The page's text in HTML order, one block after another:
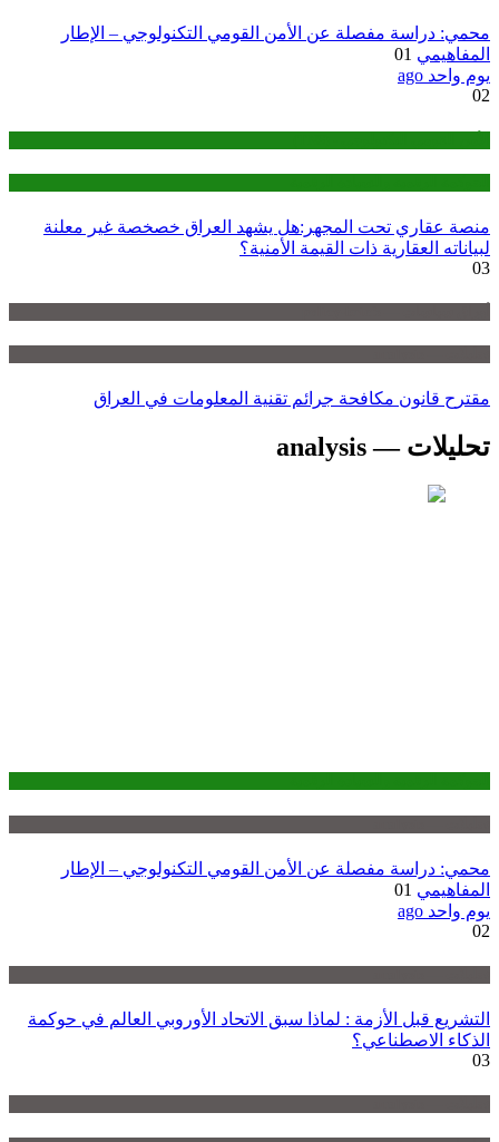
محمي: دراسة مفصلة عن الأمن القومي التكنولوجي – الإطار
المفاهيمي 01
يوم واحد ago
02
منصة عقاري تحت المجهر:هل يشهد العراق خصخصة غير معلنة
لبياناته العقارية ذات القيمة الأمنية؟
03
مقترح قانون مكافحة جرائم تقنية المعلومات في العراق
تحليلات — analysis
محمي: دراسة مفصلة عن الأمن القومي التكنولوجي – الإطار
المفاهيمي 01
يوم واحد ago
02
التشريع قبل الأزمة : لماذا سبق الاتحاد الأوروبي العالم في حوكمة
الذكاء الاصطناعي؟
03